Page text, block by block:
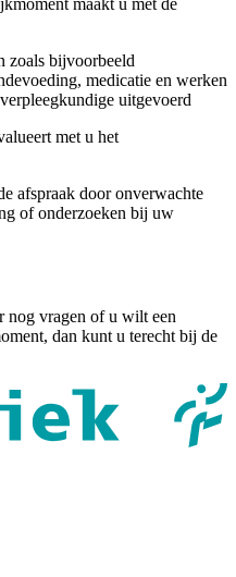
zoals bijvoorbeeld
medicatie en werken
uitgevoerd
met u het
afspraak door onverwachte
of onderzoeken bij uw
nog vragen of u wilt een
dan kunt u terecht bij de